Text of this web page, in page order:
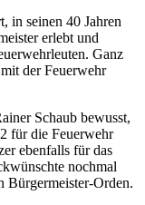
in seinen 40 Jahren
erlebt und
Ganz
der Feuerwehr
Schaub bewusst,
für die Feuerwehr
ebenfalls für das
nochmal
Bürgermeister-Orden.